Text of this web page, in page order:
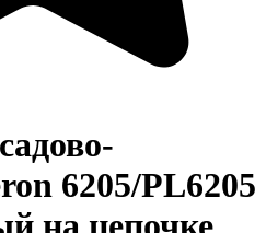
6205/PL6205